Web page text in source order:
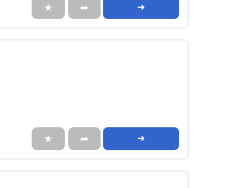
★ ➦ ➜
★ ➦ ➜